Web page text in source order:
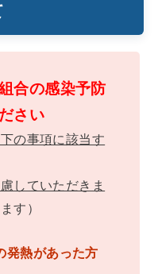
合の感染予防
さい
の事項に該当す
していただきま
す）
発熱があった方